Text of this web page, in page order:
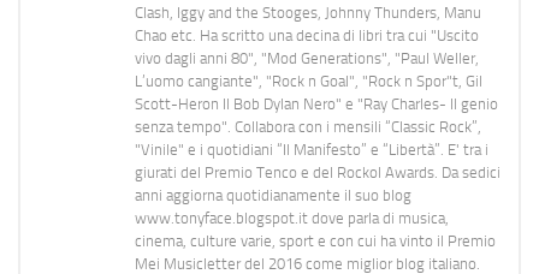
Clash, Iggy and the Stooges, Johnny Thunders, Manu
Chao etc. Ha scritto una decina di libri tra cui "Uscito
vivo dagli anni 80", "Mod Generations", "Paul Weller,
L’uomo cangiante", "Rock n Goal", "Rock n Spor"t, Gil
Scott-Heron Il Bob Dylan Nero" e "Ray Charles- Il genio
senza tempo". Collabora con i mensili “Classic Rock”,
"Vinile" e i quotidiani “Il Manifesto” e “Libertà”. E' tra i
giurati del Premio Tenco e del Rockol Awards. Da sedici
anni aggiorna quotidianamente il suo blog
www.tonyface.blogspot.it dove parla di musica,
cinema, culture varie, sport e con cui ha vinto il Premio
Mei Musicletter del 2016 come miglior blog italiano.